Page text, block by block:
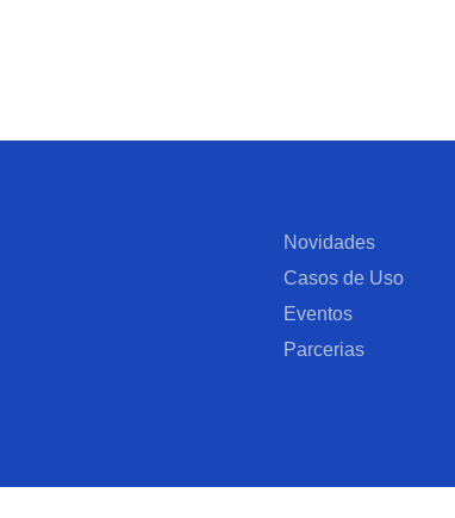
Novidades
Casos de Uso
Eventos
Parcerias